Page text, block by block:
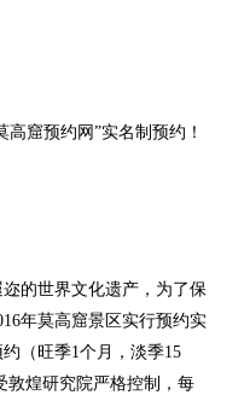
高窟预约网”实名制预约！
的世界文化遗产，为了保
年莫高窟景区实行预约实
（旺季1个月，淡季15
煌研究院严格控制，每